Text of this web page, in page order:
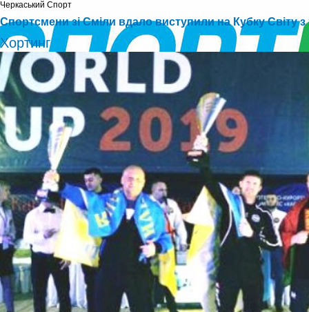
Черкаський Cпорт
Спортсмени зі Сміли вдало виступили на Кубку Світу з
Хортинг